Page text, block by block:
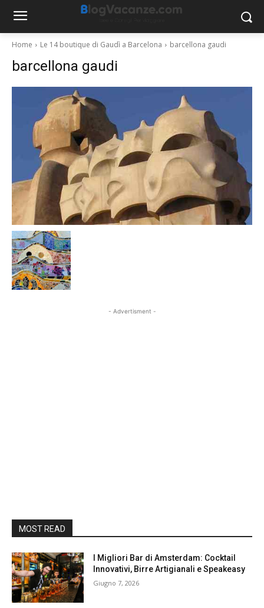
Home Le 14 boutique di Gaudì a Barcelona barcellona gaudi
barcellona gaudi
- Advertisment -
MOST READ
I Migliori Bar di Amsterdam: Cocktail
Innovativi, Birre Artigianali e Speakeasy
Giugno 7, 2026